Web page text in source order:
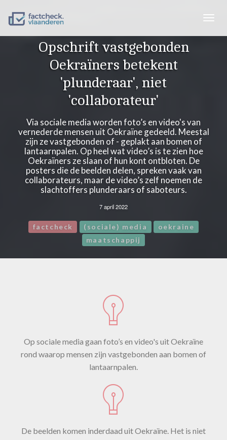
Opschrift vastgebonden
Oekraïners betekent
'plunderaar', niet
'collaborateur'
Via sociale media worden foto’s en video's van
vernederde mensen uit Oekraïne gedeeld. Meestal
zijn ze vastgebonden of - geplakt aan bomen of
lantaarnpalen. Op heel wat video’s is te zien hoe
Oekraïners ze slaan of hun kont ontbloten. De
posters die de beelden delen, spreken vaak van
collaborateurs, maar de video’s zelf noemen de
slachtoffers plunderaars of saboteurs.
7 april 2022
factcheck (sociale) media
oekraine
maatschappij
Op sociale media gaan foto’s en video's uit Oekraïne
rond waarop mensen zijn vastgebonden aan bomen of
lantaarnpalen.
De beelden komen inderdaad uit Oekraïne. Het is niet